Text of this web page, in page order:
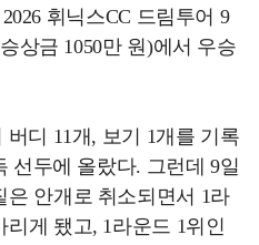
휘닉스CC 드림투어 9
상금 1050만 원)에서 우승
디 11개, 보기 1개를 기록
선두에 올랐다. 그런데 9일
안개로 취소되면서 1라
게 됐고, 1라운드 1위인